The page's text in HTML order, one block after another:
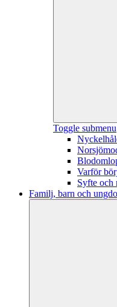
Toggle submenu
Varför
Syfte och
Familj, barn och